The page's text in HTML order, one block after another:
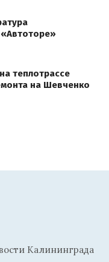
теплотрассе
на Шевченко
Калининграда